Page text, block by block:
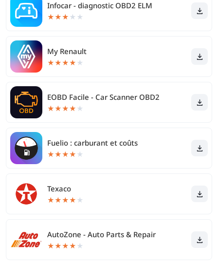
Infocar - diagnostic OBD2 ELM
★★★ ★ ★
My Renault
★★★★ ★
EOBD Facile - Car Scanner OBD2
★★★★ ★
Fuelio : carburant et coûts
★★★★ ★
Texaco
★★★★ ★
AutoZone - Auto Parts & Repair
★★★★ ★